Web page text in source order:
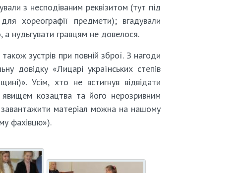
з несподіваним реквізитом (тут під
хореографії предмети); вгадували
нудьгувати гравцям не довелося.
зустрів при повній зброї. З нагоди
довідку «Лицарі українських степів
Усім, хто не встигнув відвідати
явищем козацтва та його нерозривним
матеріал можна на нашому
фахівцю»).